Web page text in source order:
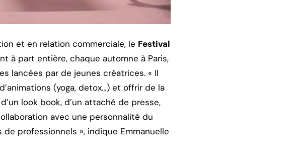
et en relation commerciale, le Festival
à part entière, chaque automne à Paris,
lancées par de jeunes créatrices. « Il
(yoga, detox…) et offrir de la
look book, d’un attaché de presse,
avec une personnalité du
professionnels », indique Emmanuelle